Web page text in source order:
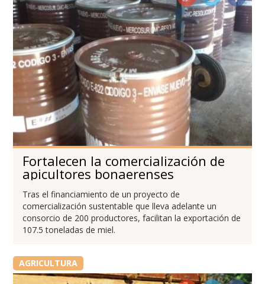
Fortalecen la comercialización de
apicultores bonaerenses
Tras el financiamiento de un proyecto de
comercialización sustentable que lleva adelante un
consorcio de 200 productores, facilitan la exportación de
107.5 toneladas de miel.
AGRICULTURA